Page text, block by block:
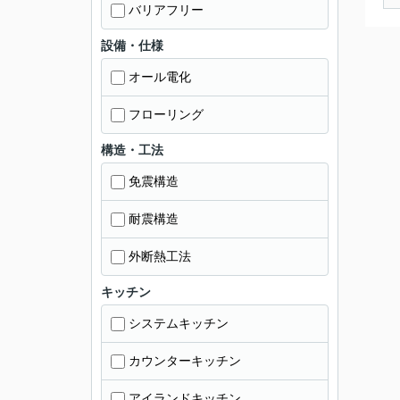
バリアフリー
設備・仕様
オール電化
フローリング
構造・工法
免震構造
耐震構造
外断熱工法
キッチン
システムキッチン
カウンターキッチン